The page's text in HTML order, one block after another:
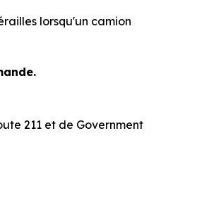
lorsqu'un camion
211 et de Government